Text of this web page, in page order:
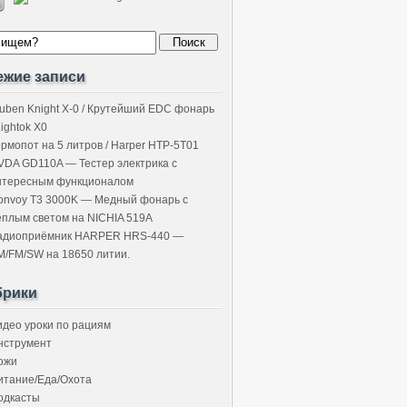
записи
Knight X-0 / Крутейший EDC фонарь
X0
на 5 литров / Harper HTP-5T01
GD110A — Тестер электрика с
функционалом
T3 3000K — Медный фонарь с
светом на NICHIA 519A
HARPER HRS-440 —
FM/SW на 18650 литии.
уроки по рациям
Еда/Охота